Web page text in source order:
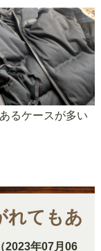
るケースが多い
れてもあ
（2023年07月06